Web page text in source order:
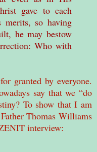
gave to each
merits, so having
he may bestow
Who with
granted by everyone.
say that we “do
To show that I am
Thomas Williams
interview: